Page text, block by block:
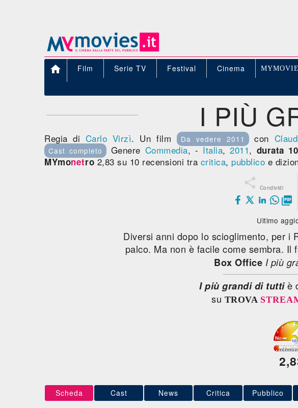
 Film Serie TV Festival Cinema MYMOVIE
I PIÙ
Regia di Carlo Virzì. Un film Da vedere 2011 con
Cast completo Genere Commedia, -Italia,2011, durata
MYmonetro2,83 su 10 recensioni tra critica, pubblico e
 Condividi

Ultimo
Diversi anni dopo lo scioglimento, per i
palco. Ma non è facile come sembra. Il
Box Office I più
I più grandi di tuttiè
su TROVA
Scheda Cast News Critica Pubblico